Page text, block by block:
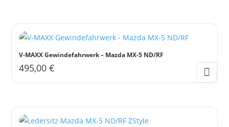
auf
Produktseite
gewählt
mehrere
auf.
auf
V-MAXX Gewindefahrwerk – Mazda MX-5 ND/RF
495,00€